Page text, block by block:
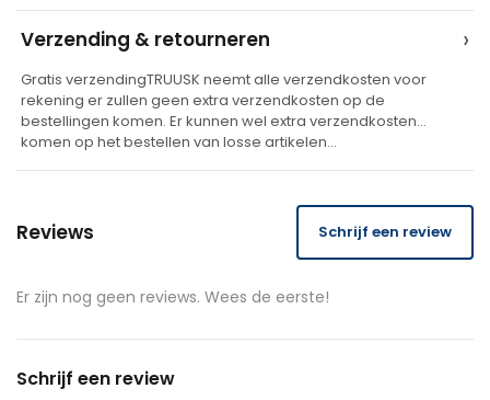
e
Verzending & retourneren ›
Gratis verzendingTRUUSK neemt alle verzendkosten voor
rekening er zullen geen extra verzendkosten op de
bestellingen komen. Er kunnen wel extra verzendkosten
komen op het bestellen van losse artikelen…
Reviews Schrijf een review
Er zijn nog geen reviews. Wees de eerste!
Schrijf een review